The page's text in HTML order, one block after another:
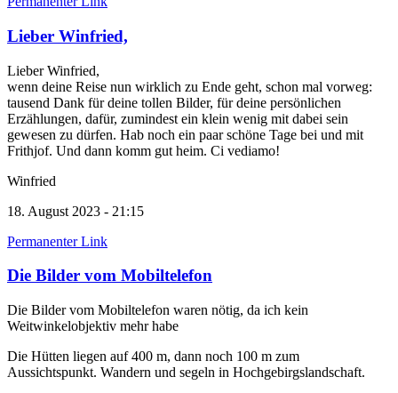
Lieber Winfried,
Lieber Winfried,
wenn deine Reise nun wirklich zu Ende geht, schon mal vorweg:
tausend Dank für deine tollen Bilder, für deine persönlichen
Erzählungen, dafür, zumindest ein klein wenig mit dabei sein
gewesen zu dürfen. Hab noch ein paar schöne Tage bei und mit
Frithjof. Und dann komm gut heim. Ci vediamo!
Winfried
18. August 2023 - 21:15
Permanenter Link
Die Bilder vom Mobiltelefon
Die Bilder vom Mobiltelefon waren nötig, da ich kein
Weitwinkelobjektiv mehr habe
Die Hütten liegen auf 400 m, dann noch 100 m zum
Aussichtspunkt. Wandern und segeln in Hochgebirgslandschaft.